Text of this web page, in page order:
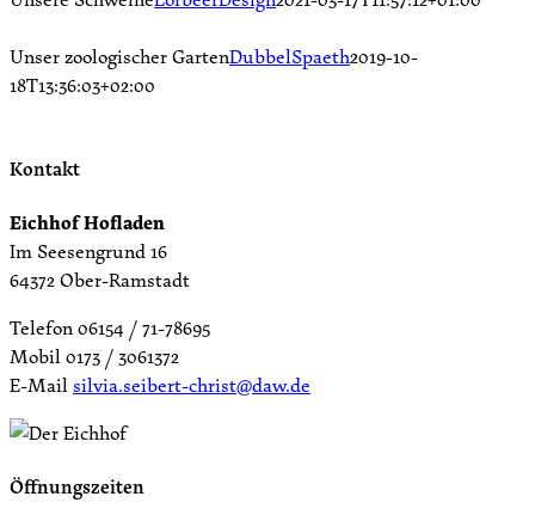
Unser zoologischer GartenDubbelSpaeth2019-10-
18T13:36:03+02:00
Kontakt
Eichhof Hofladen
Im Seesengrund 16
64372 Ober-Ramstadt
Telefon 06154 / 71-78695
Mobil 0173 / 3061372
E-Mailsilvia.seibert-christ@daw.de
Öffnungszeiten